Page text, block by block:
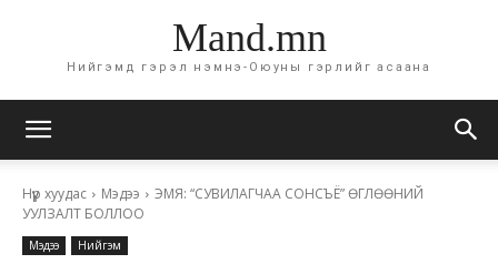
Mand.mn
Нийгэмд гэрэл нэмнэ-Оюуны гэрлийг асаана
Нүүр хуудас Мэдээ
ЭМЯ: “СУВИЛАГЧАА СОНСЪЁ” ӨГЛӨӨНИЙ
УУЛЗАЛТ БОЛЛОО
Мэдээ Нийгэм